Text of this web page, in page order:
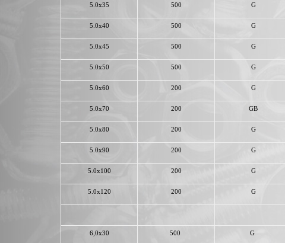
5.0x35 500 G
5.0x40 500 G
5.0x45 500 G
5.0x50 500 G
5.0x60 200 G
5.0x70 200 GB
5.0x80 200 G
5.0x90 200 G
5.0x100 200 G
5.0x120 200 G
6,0x30 500 G